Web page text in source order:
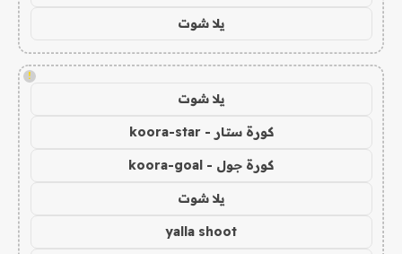
يلا شوت
!
يلا شوت
كورة ستار - koora-star
كورة جول - koora-goal
يلا شوت
yalla shoot